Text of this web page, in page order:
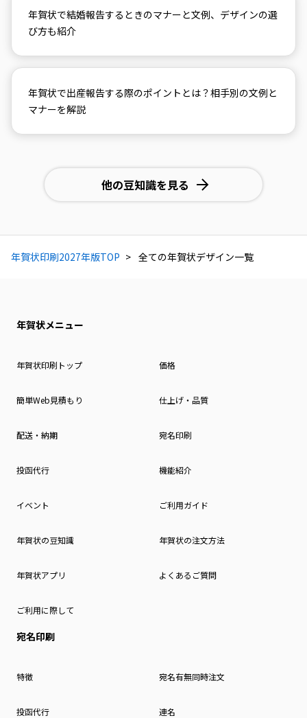
年賀状で結婚報告するときのマナーと文例、デザインの選
び方も紹介
年賀状で出産報告する際のポイントとは？相手別の文例と
マナーを解説
他の豆知識を見る
年賀状印刷2027年版TOP 全ての年賀状デザイン一覧
年賀状メニュー
年賀状印刷トップ 価格
簡単Web見積もり 仕上げ・品質
配送・納期 宛名印刷
投函代行 機能紹介
イベント ご利用ガイド
年賀状の豆知識 年賀状の注文方法
年賀状アプリ よくあるご質問
ご利用に際して
宛名印刷
特徴 宛名有無同時注文
投函代行 連名